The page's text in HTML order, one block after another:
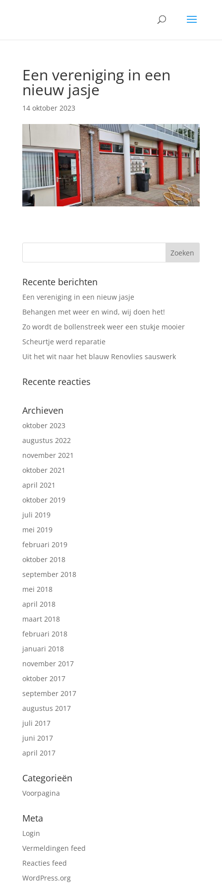
Een vereniging in een
nieuw jasje
14 oktober 2023
Recente berichten
Een vereniging in een nieuw jasje
Behangen met weer en wind, wij doen het!
Zo wordt de bollenstreek weer een stukje mooier
Scheurtje werd reparatie
Uit het wit naar het blauw Renovlies sauswerk
Recente reacties
Archieven
oktober 2023
augustus 2022
november 2021
oktober 2021
april 2021
oktober 2019
juli 2019
mei 2019
februari 2019
oktober 2018
september 2018
mei 2018
april 2018
maart 2018
februari 2018
januari 2018
november 2017
oktober 2017
september 2017
augustus 2017
juli 2017
juni 2017
april 2017
Categorieën
Voorpagina
Meta
Login
Vermeldingen feed
Reacties feed
WordPress.org